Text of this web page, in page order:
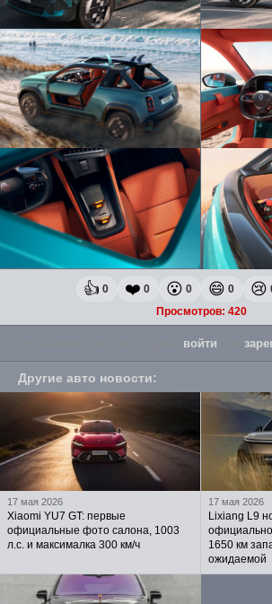
👍 0 ❤️ 0 😮 0 😄 0 😢
Просмотров: 420
войти
Другие авто новости:
17 мая 2026
Xiaomi YU7 GT: первые
официальные фото салона, 1003
л.с. и максималка 300 км/ч
17 мая 2026
Lixiang L9
официально
1650 км
ожидаемой